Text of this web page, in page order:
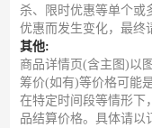
杀、限时优惠等单个或
优惠而发生变化，最终
其他:
商品详情页(含主图)以
筹价(如有)等价格可能
在特定时间段等情形下
品结算价格。具体请以